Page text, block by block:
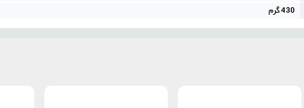
430 گرم